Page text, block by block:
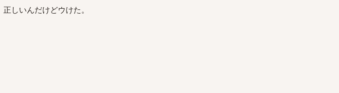
しいんだけどウけた。